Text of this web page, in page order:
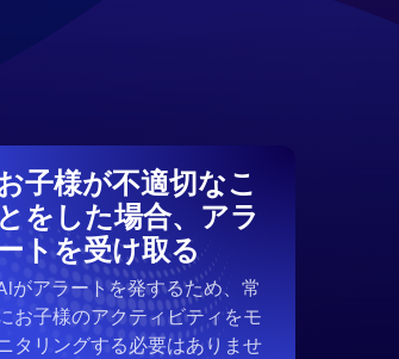
子様が不適切なこ
とをした場合、アラ
トを受け取る
がアラートを発するため、常
お子様のアクティビティをモ
タリングする必要はありませ